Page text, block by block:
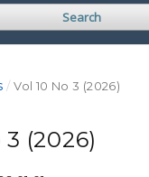
Search
/ Vol 10 No 3 (2026)
3 (2026)